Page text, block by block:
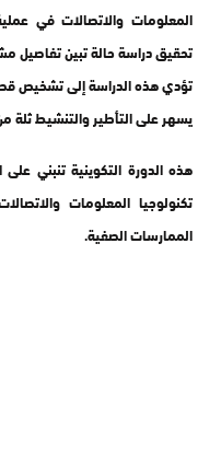
المعلومات والاتصالات في
تحقيق دراسة حالة تبين تفاصيل
تؤدي هذه الدراسة إلى تشخيص
يسهر على التأطير والتنشيط ثلة
هذه الدورة التكوينية تنبني
تكنولوجيا المعلومات
الممارسات الصفية.